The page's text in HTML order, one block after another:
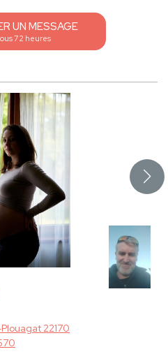
UN MESSAGE
72 heures
22170